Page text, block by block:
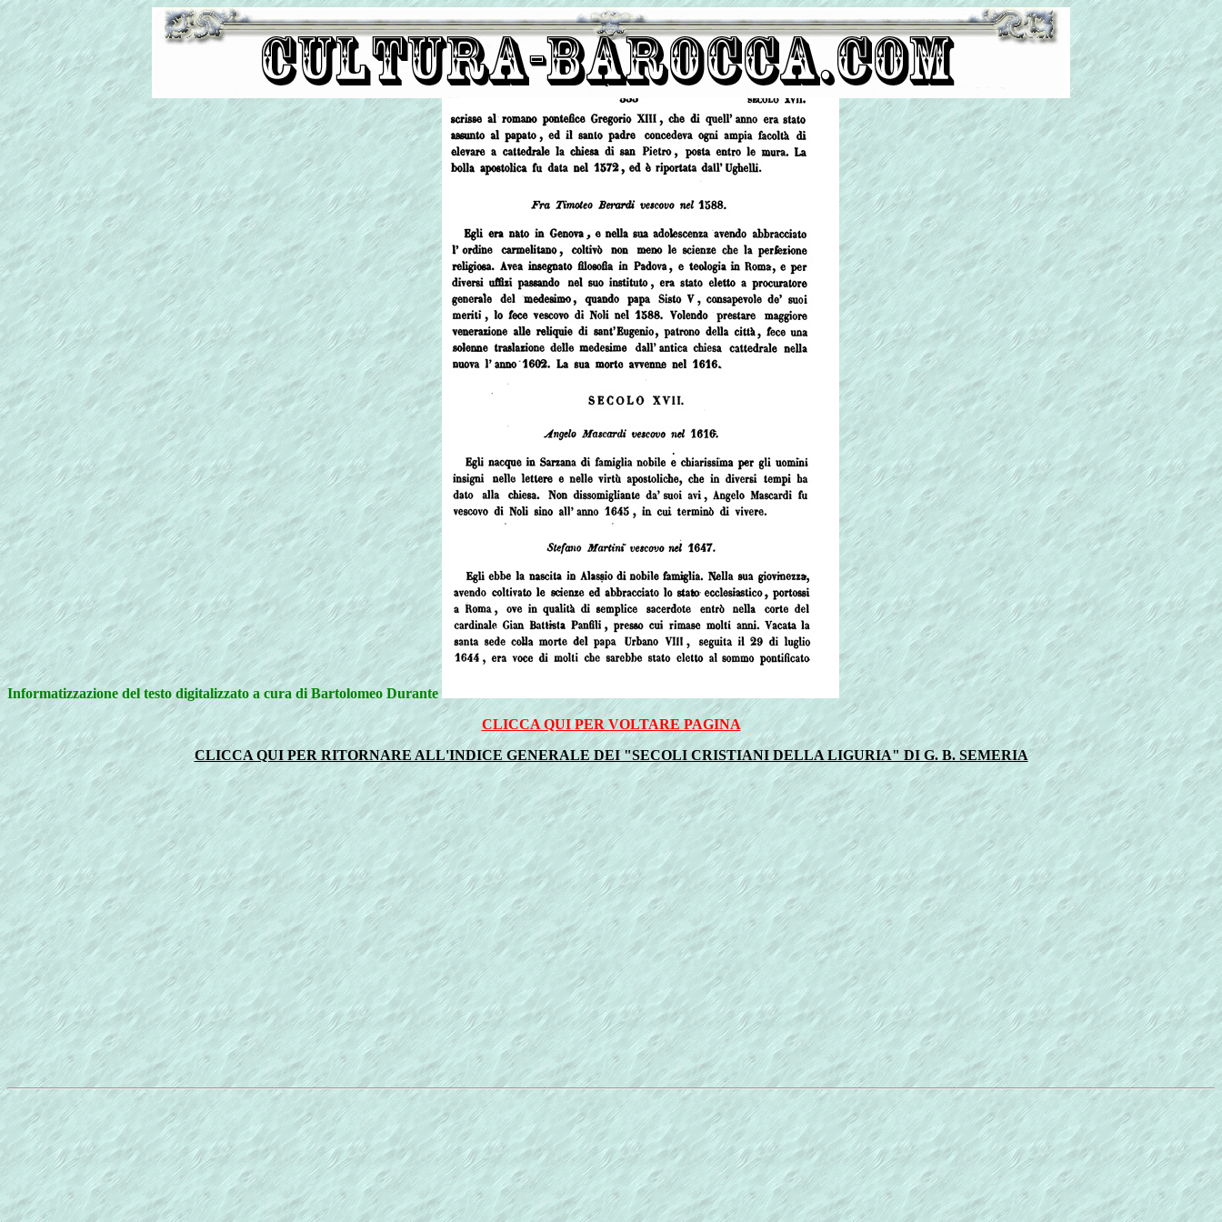
Informatizzazione del testo digitalizzato a cura di Bartolomeo Durante
CLICCA QUI PER VOLTARE PAGINA
CLICCA QUI PER RITORNARE ALL'INDICE GENERALE DEI "SECOLI CRISTIANI DELLA LIGURIA" DI G. B. SEMERIA